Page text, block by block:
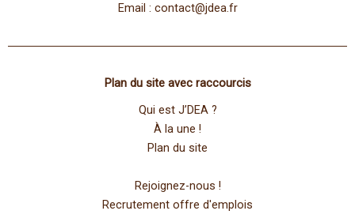
Email : contact@jdea.fr
Plan du site avec raccourcis
Qui est J’DEA ?
À la une !
Plan du site
Rejoignez-nous !
Recrutement offre d'emplois